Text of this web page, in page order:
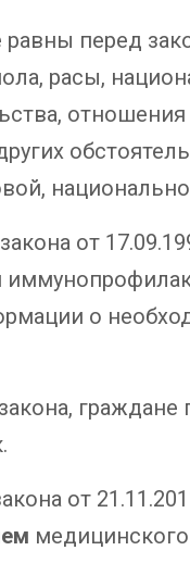
перед
расы,
от
о
закона,
от